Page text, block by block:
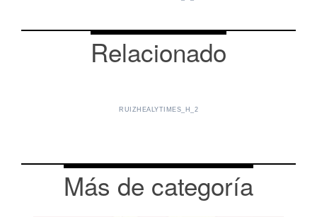
Relacionado
RUIZHEALYTIMES_H_2
Más de categoría